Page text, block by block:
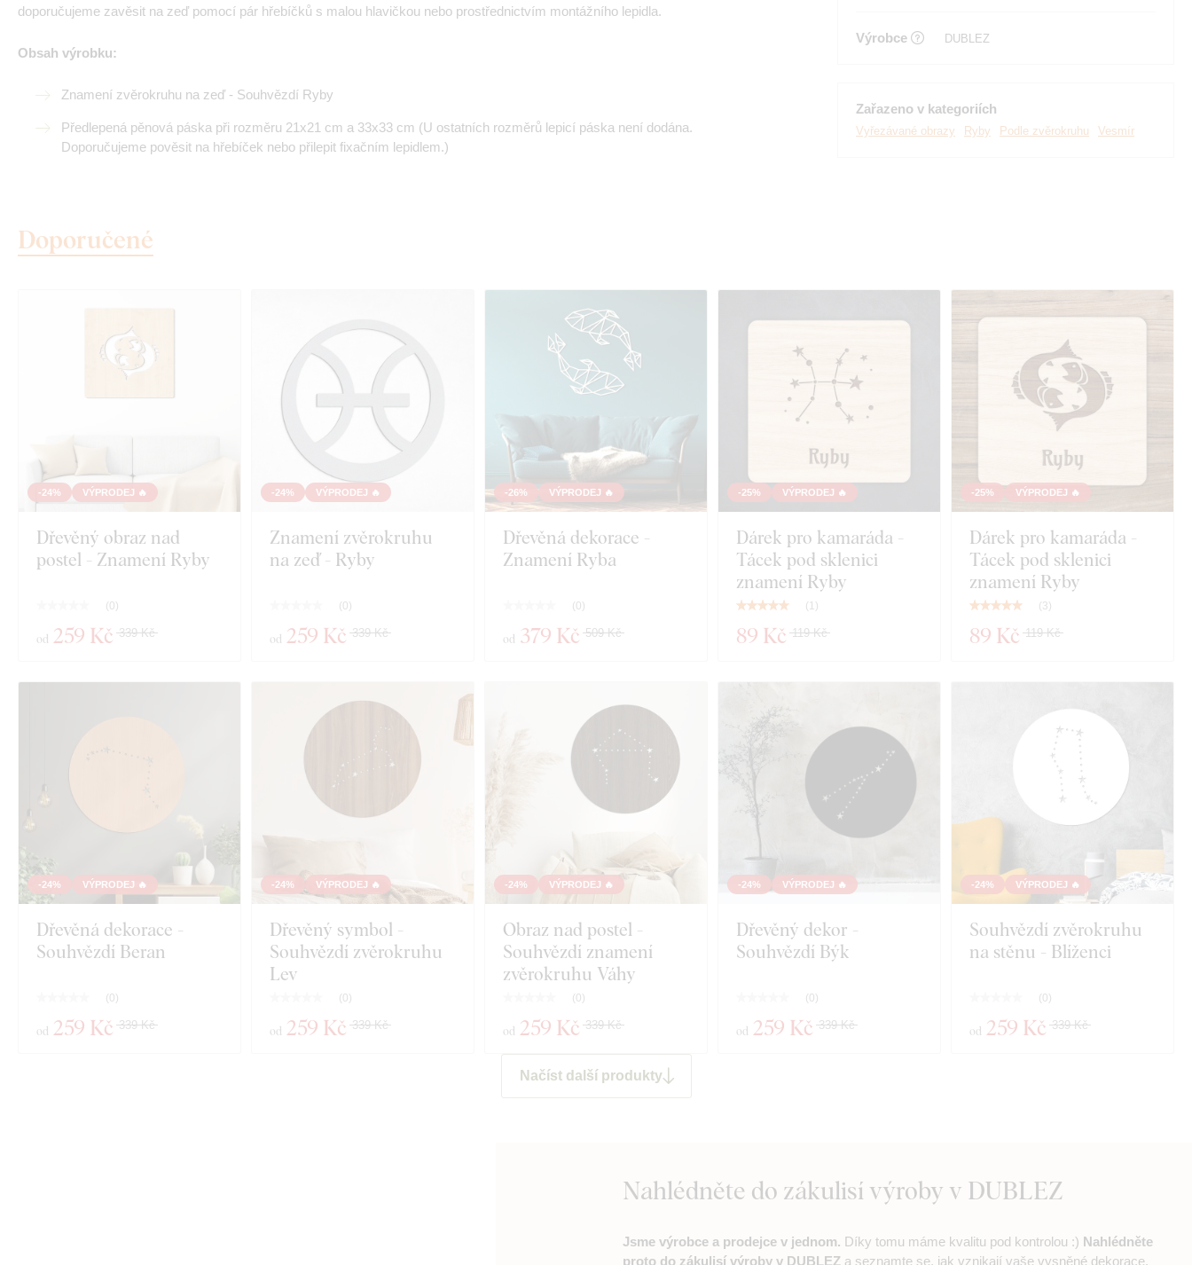
doporučujeme zavěsit na zeď pomocí pár hřebíčků s malou hlavičkou nebo prostřednictvím montážního lepidla.
Obsah výrobku:
Znamení zvěrokruhu na zeď - Souhvězdí Ryby
Předlepená pěnová páska při rozměru 21x21 cm a 33x33 cm (U ostatních rozměrů lepicí páska není dodána.
Doporučujeme pověsit na hřebíček nebo přilepit fixačním lepidlem.)
Výrobce DUBLEZ
Zařazeno v kategoriích
Vyřezávané obrazy Ryby Podle zvěrokruhu Vesmír
Doporučené
-24% VÝPRODEJ 🔥
Dřevěný obraz nad
postel - Znamení Ryby
( 0)
od 259 Kč 339 Kč
-24% VÝPRODEJ 🔥
Znamení zvěrokruhu
na zeď - Ryby
( 0)
od 259 Kč 339 Kč
-26% VÝPRODEJ 🔥
Dřevěná dekorace -
Znamení Ryba
( 0)
od 379 Kč 509 Kč
-25% VÝPRODEJ 🔥
Dárek pro kamaráda -
Tácek pod sklenici
znamení Ryby
(1)
89 Kč 119 Kč
-25% VÝPRODEJ 🔥
Dárek pro kamaráda -
Tácek pod sklenici
znamení Ryby
(3)
89 Kč 119 Kč
-24% VÝPRODEJ 🔥
Dřevěná dekorace -
Souhvězdí Beran
( 0)
od 259 Kč 339 Kč
-24% VÝPRODEJ 🔥
Dřevěný symbol -
Souhvězdí zvěrokruhu
Lev
( 0)
od 259 Kč 339 Kč
-24% VÝPRODEJ 🔥
Obraz nad postel -
Souhvězdí znamení
zvěrokruhu Váhy
( 0)
od 259 Kč 339 Kč
-24% VÝPRODEJ 🔥
Dřevěný dekor -
Souhvězdí Býk
( 0)
od 259 Kč 339 Kč
-24% VÝPRODEJ 🔥
Souhvězdí zvěrokruhu
na stěnu - Blíženci
( 0)
od 259 Kč 339 Kč
Načíst další produkty
Nahlédněte do zákulisí výroby v DUBLEZ
Jsme výrobce a prodejce v jednom. Díky tomu máme kvalitu pod kontrolou :) Nahlédněte
proto do zákulisí výroby v DUBLEZ a seznamte se, jak vznikají vaše vysněné dekorace.